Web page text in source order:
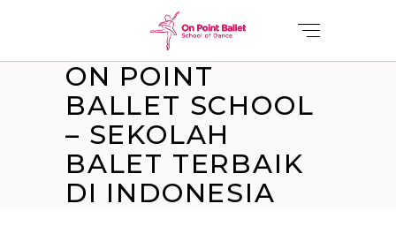
ON POINT
BALLET SCHOOL
– SEKOLAH
BALET TERBAIK
DI INDONESIA